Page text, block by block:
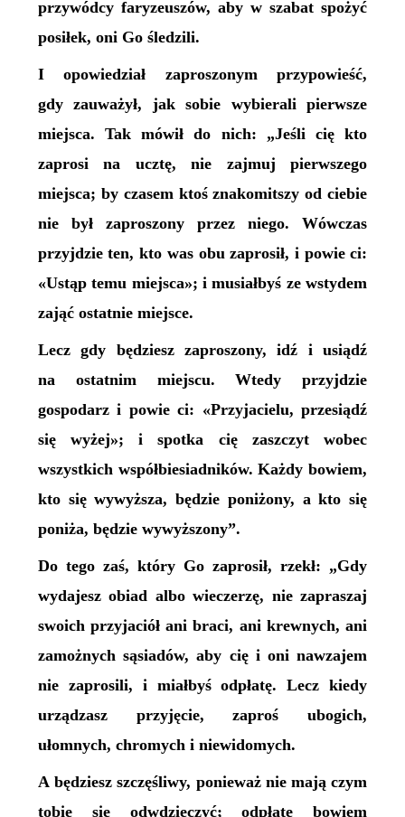
przywódcy faryzeuszów, aby w szabat spożyć
posiłek, oni Go śledzili.
I opowiedział zaproszonym przypowieść,
gdy zauważył, jak sobie wybierali pierwsze
miejsca. Tak mówił do nich: „Jeśli cię kto
zaprosi na ucztę, nie zajmuj pierwszego
miejsca; by czasem ktoś znakomitszy od ciebie
nie był zaproszony przez niego. Wówczas
przyjdzie ten, kto was obu zaprosił, i powie ci:
«Ustąp temu miejsca»; i musiałbyś ze wstydem
zająć ostatnie miejsce.
Lecz gdy będziesz zaproszony, idź i usiądź
na ostatnim miejscu. Wtedy przyjdzie
gospodarz i powie ci: «Przyjacielu, przesiądź
się wyżej»; i spotka cię zaszczyt wobec
wszystkich współbiesiadników. Każdy bowiem,
kto się wywyższa, będzie poniżony, a kto się
poniża, będzie wywyższony”.
Do tego zaś, który Go zaprosił, rzekł: „Gdy
wydajesz obiad albo wieczerzę, nie zapraszaj
swoich przyjaciół ani braci, ani krewnych, ani
zamożnych sąsiadów, aby cię i oni nawzajem
nie zaprosili, i miałbyś odpłatę. Lecz kiedy
urządzasz przyjęcie, zaproś ubogich,
ułomnych, chromych i niewidomych.
A będziesz szczęśliwy, ponieważ nie mają czym
tobie się odwdzięczyć; odpłatę bowiem